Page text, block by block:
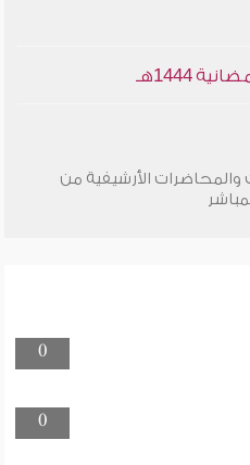
1444هـ
والمحاضرات الأرشيفية من
0
0